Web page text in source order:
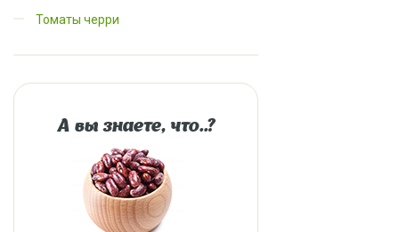
Томаты черри
А вы знаете, что..?